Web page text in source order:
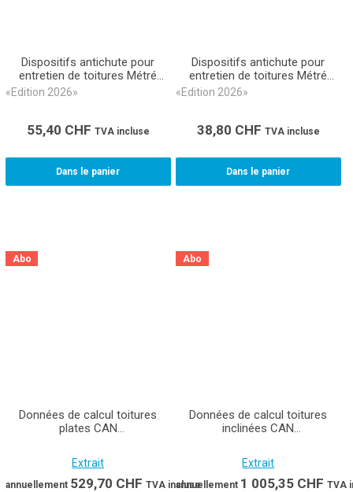
Dispositifs antichute pour
entretien de toitures Métré
CAN 367 (Livre relié)
«Edition 2026»
55,40 CHF TVA incluse
Dans le panier
Dispositifs antichute pour
entretien de toitures Métré
CAN 367 (eBook)
«Edition 2026»
38,80 CHF TVA incluse
Dans le panier
Abo
Données de calcul toitures
plates CAN
Extrait
annuellement 529,70 CHF TVA incluse
Abo
Données de calcul toitures
inclinées CAN
Extrait
annuellement 1 005,35 CHF TVA